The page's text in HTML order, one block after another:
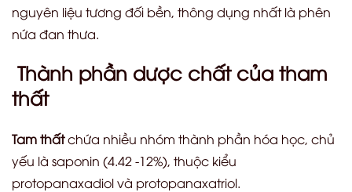
nguyên liệu tương đối bền, thông dụng nhất là phên
nứa đan thưa.
Thành phần dược chất của tham
thất
Tam thấtchứa nhiều nhóm thành phần hóa học, chủ
yếu là saponin (4.42 -12%), thuộc kiểu
protopanaxadiol và protopanaxatriol.